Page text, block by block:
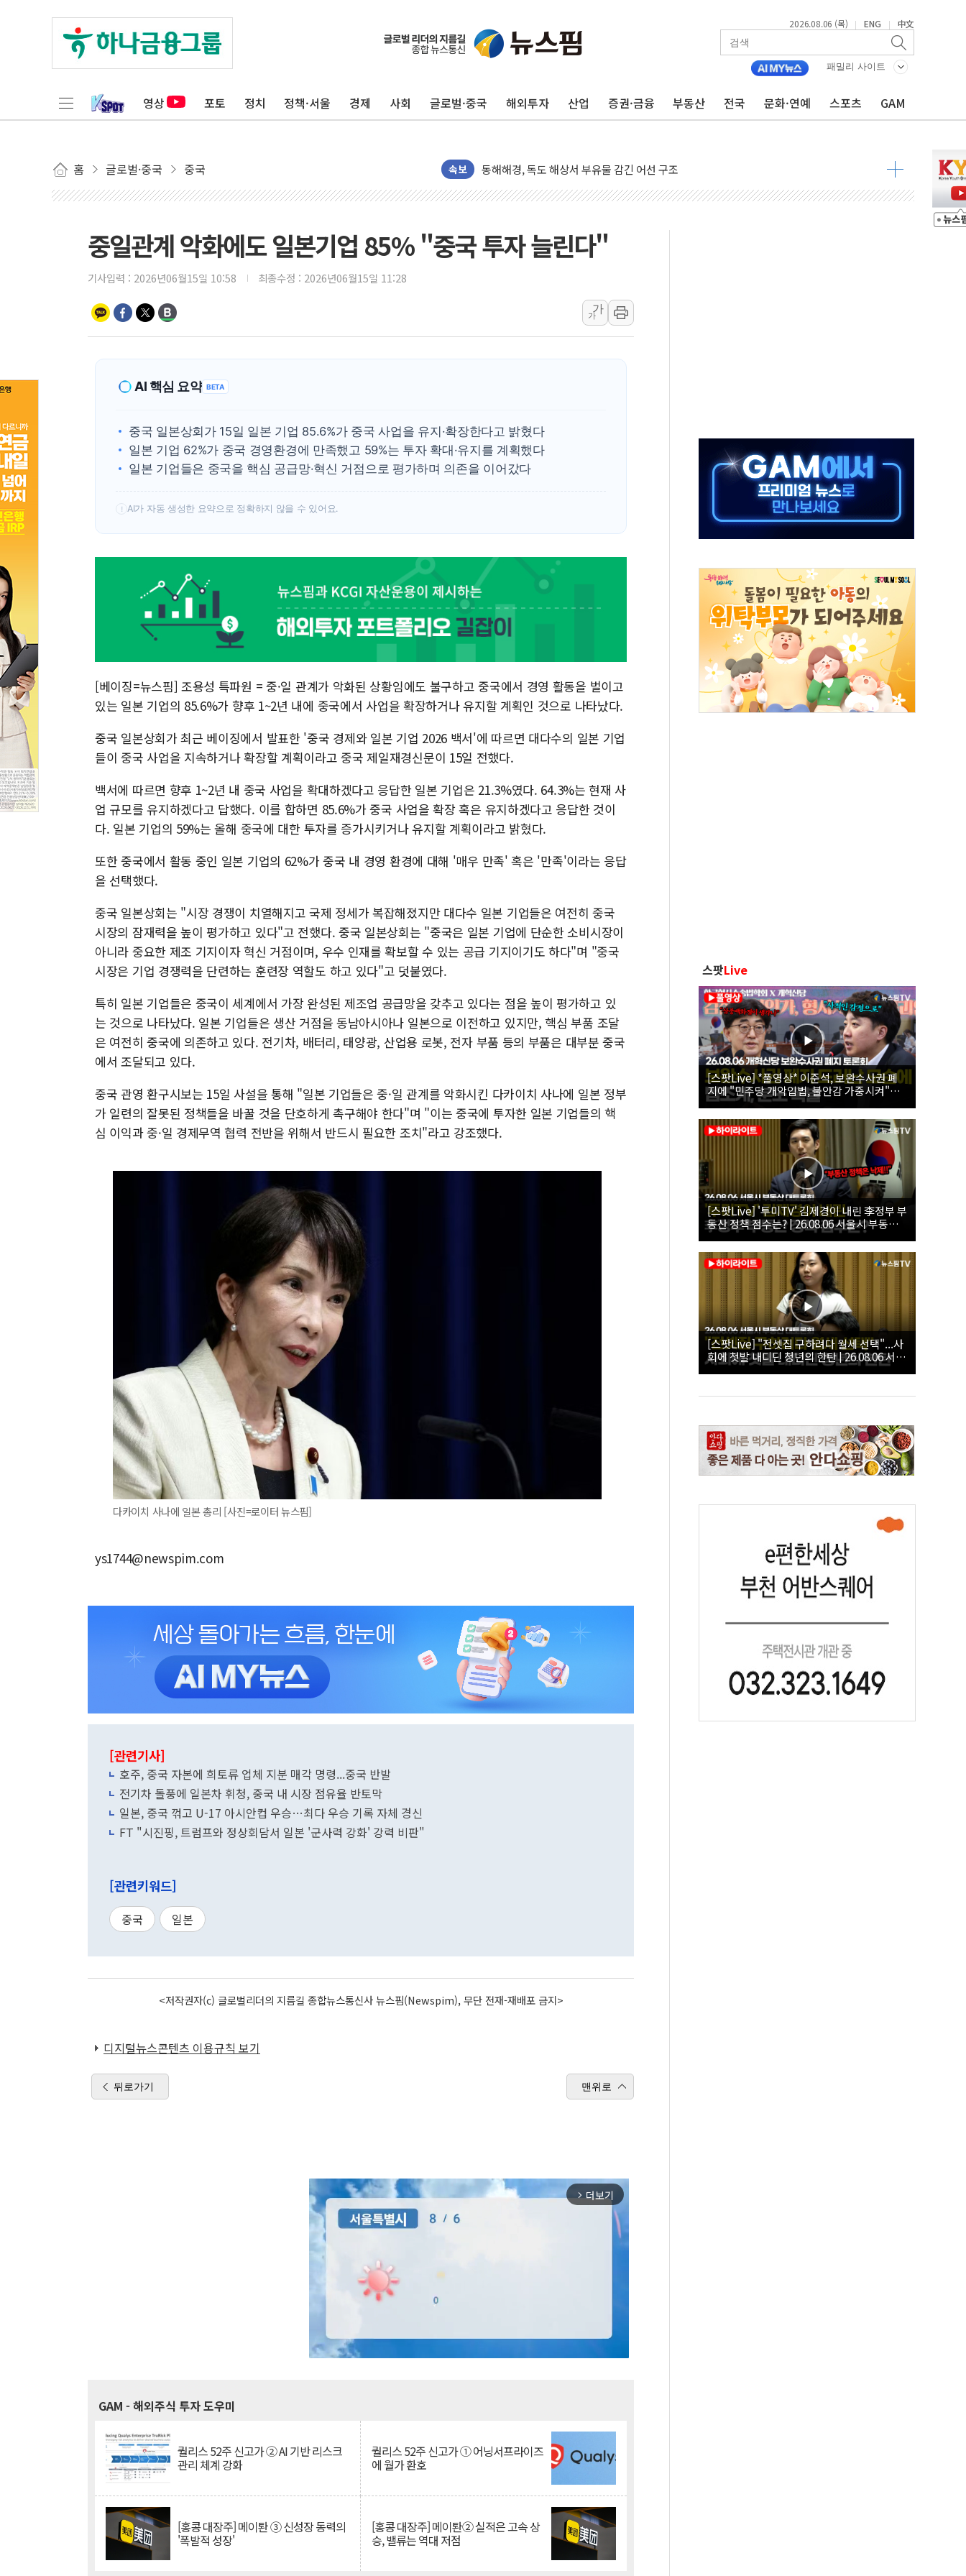
2026.08.06 (목) | ENG | 中文
패밀리 사이트
영상 포토 정치 정책·서울 경제 사회 글로벌·중국 해외투자 산업 증권·금융 부동산 전국 문화·연예 스포츠 GAM
홈 글로벌·중국 중국 속보
양주 섬유염색공장서 화재 1명 중상…대응 1단계 진압 중
김정관 산업부 장관 "주 52시간 손봐야, 경쟁상대 中과 비교해야"
[3보] 북, 원산서 동해로 단거리 탄도미사일 1발 발사… 올해 10번째·42일 만 도발
우크라 드론 전술, 중남미 콜롬비아에 새 안보 위기… 반군·마약카르텔이 습득해 전투 활용
주한미군 "오산기지 누출, 백린 아닌 무해한 표면 부식 물질"
구미 폐염산처리업체서 불 2시간30여분만에 진화...외국인 노동자 숨져
강원도 폭염특보 11일째…온열질환·가축 피해 최소화 '총력 대응'
[코인 시황] 비트코인, ETF 자금 유입에도 박스권…美 암호화폐 법안 처리 여부도 변수
강원·전라권 폭염중대경보 확대…온열질환자 2665명·사망 23명
빚투·레버리지 줄었지만, 반도체 두 종목에 코스피 '휘청'
[2보] 북한, 원산서 동해상 단거리 탄도미사일 발사
양주 가전제품 창고서 화재…차량 3대·건물 1동 전소
성폭력 피해자 보호단체, 경찰수사개혁위에 보완수사권 폐지 우려 전달
우크라, 러 탄도미사일 공격에 속수무책… 패트리엇 미사일 지원, 작년의 3분의 1
중일관계 악화에도 일본기업 85% "중국 투자 늘린다"
기사입력 : 2026년06월15일 10:58 최종수정 : 2026년06월15일 11:28
가
가
AI 핵심 요약 BETA
중국 일본상회가 15일 일본 기업 85.6%가 중국 사업을 유지·확장한다고 밝혔다
일본 기업 62%가 중국 경영환경에 만족했고 59%는 투자 확대·유지를 계획했다
일본 기업들은 중국을 핵심 공급망·혁신 거점으로 평가하며 의존을 이어갔다
! AI가 자동 생성한 요약으로 정확하지 않을 수 있어요.
[베이징=뉴스핌] 조용성 특파원 = 중·일 관계가 악화된 상황임에도 불구하고 중국에서 경영 활동을 벌이고
있는 일본 기업의 85.6%가 향후 1~2년 내에 중국에서 사업을 확장하거나 유지할 계획인 것으로 나타났다.
중국 일본상회가 최근 베이징에서 발표한 '중국 경제와 일본 기업 2026 백서'에 따르면 대다수의 일본 기업
들이 중국 사업을 지속하거나 확장할 계획이라고 중국 제일재경신문이 15일 전했다.
백서에 따르면 향후 1~2년 내 중국 사업을 확대하겠다고 응답한 일본 기업은 21.3%였다. 64.3%는 현재 사
업 규모를 유지하겠다고 답했다. 이를 합하면 85.6%가 중국 사업을 확장 혹은 유지하겠다고 응답한 것이
다. 일본 기업의 59%는 올해 중국에 대한 투자를 증가시키거나 유지할 계획이라고 밝혔다.
또한 중국에서 활동 중인 일본 기업의 62%가 중국 내 경영 환경에 대해 '매우 만족' 혹은 '만족'이라는 응답
을 선택했다.
중국 일본상회는 "시장 경쟁이 치열해지고 국제 정세가 복잡해졌지만 대다수 일본 기업들은 여전히 중국
시장의 잠재력을 높이 평가하고 있다"고 전했다. 중국 일본상회는 "중국은 일본 기업에 단순한 소비시장이
아니라 중요한 제조 기지이자 혁신 거점이며, 우수 인재를 확보할 수 있는 공급 기지이기도 하다"며 "중국
시장은 기업 경쟁력을 단련하는 훈련장 역할도 하고 있다"고 덧붙였다.
특히 일본 기업들은 중국이 세계에서 가장 완성된 제조업 공급망을 갖추고 있다는 점을 높이 평가하고 있
는 것으로 나타났다. 일본 기업들은 생산 거점을 동남아시아나 일본으로 이전하고 있지만, 핵심 부품 조달
은 여전히 중국에 의존하고 있다. 전기차, 배터리, 태양광, 산업용 로봇, 전자 부품 등의 부품은 대부분 중국
에서 조달되고 있다.
중국 관영 환구시보는 15일 사설을 통해 "일본 기업들은 중·일 관계를 악화시킨 다카이치 사나에 일본 정부
가 일련의 잘못된 정책들을 바꿀 것을 단호하게 촉구해야 한다"며 "이는 중국에 투자한 일본 기업들의 핵
심 이익과 중·일 경제무역 협력 전반을 위해서 반드시 필요한 조치"라고 강조했다.
다카이치 사나에 일본 총리 [사진=로이터 뉴스핌]
ys1744@newspim.com
[관련기사]
호주, 중국 자본에 희토류 업체 지분 매각 명령...중국 반발
전기차 돌풍에 일본차 휘청, 중국 내 시장 점유율 반토막
일본, 중국 꺾고 U-17 아시안컵 우승…최다 우승 기록 자체 경신
FT "시진핑, 트럼프와 정상회담서 일본 '군사력 강화' 강력 비판"
[관련키워드]
중국 일본
<저작권자(c) 글로벌리더의 지름길 종합뉴스통신사 뉴스핌(Newspim), 무단 전재-재배포 금지>
디지털뉴스콘텐츠 이용규칙 보기
뒤로가기 맨위로
arrow_forward_ios 더보기
GAM - 해외주식 투자 도우미
퀄리스 52주 신고가 ② AI 기반 리스크
관리 체계 강화
퀄리스 52주 신고가 ① 어닝서프라이즈
에 월가 환호
[홍콩 대장주] 메이퇀 ③ 신성장 동력의
'폭발적 성장'
[홍콩 대장주] 메이퇀② 실적은 고속 상
승, 밸류는 역대 저점
스팟Live
[스팟Live] *풀영상* 이준석, 보완수사권 폐
지에 "민주당 개악입법, 불안감 가중시켜"｜
26.08.06 개혁신당 보완수사권 폐지 토론회
[스팟Live] '투미TV' 김제경이 내린 李정부 부
동산 정책 점수는? | 26.08.06 서울시 부동산
대토론회
[스팟Live] "전셋집 구하려다 월세 선택"...사
회에 첫발 내디딘 청년의 한탄 | 26.08.06 서울
시 부동산 대토론회